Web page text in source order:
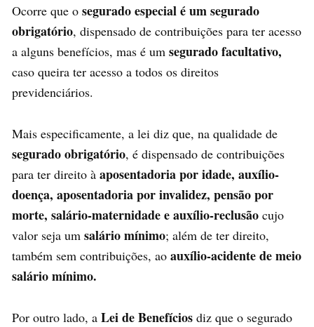
Ocorre que o segurado especial é um segurado
obrigatório, dispensado de contribuições para ter acesso
a alguns benefícios, mas é um segurado facultativo,
caso queira ter acesso a todos os direitos
previdenciários.
Mais especificamente, a lei diz que, na qualidade de
segurado obrigatório, é dispensado de contribuições
para ter direito à aposentadoria por idade, auxílio-
doença, aposentadoria por invalidez, pensão por
morte, salário-maternidade e auxílio-reclusão cujo
valor seja um salário mínimo; além de ter direito,
também sem contribuições, ao auxílio-acidente de meio
salário mínimo.
Por outro lado, a Lei de Benefícios diz que o segurado